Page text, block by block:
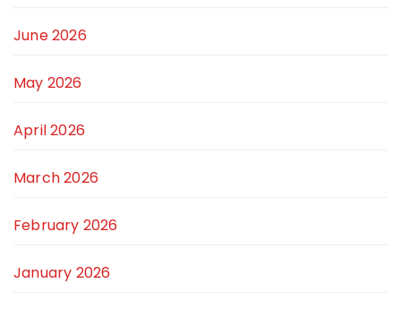
June 2026
May 2026
April 2026
March 2026
February 2026
January 2026